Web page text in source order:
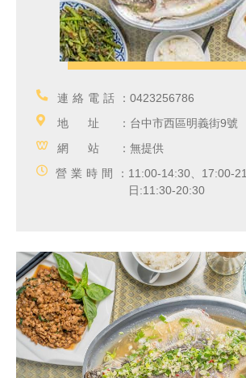
連絡電話： 0423256786
地址： 台中市西區明義街9號
網站： 無提供
營業時間： 11:00-14:30、17:00-
日:11:30-20:30